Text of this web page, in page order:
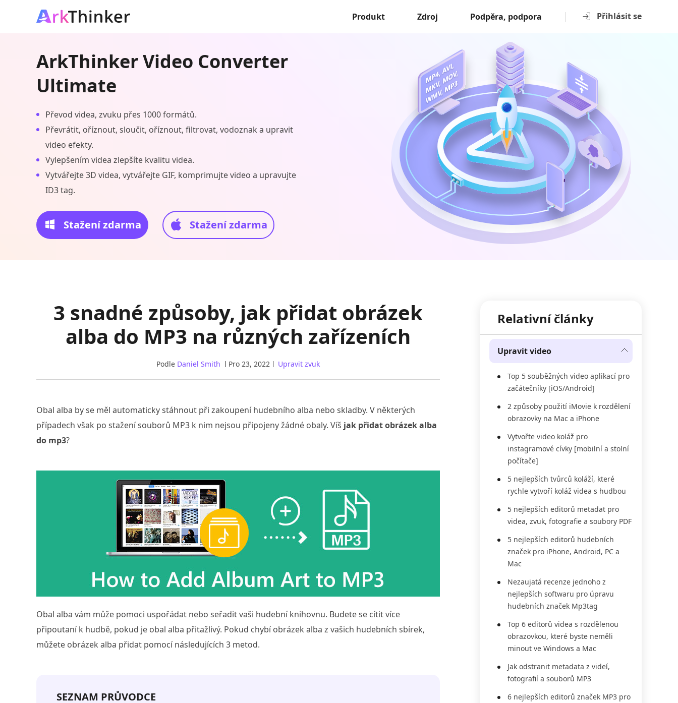
Přihlásit se
Produkt Zdroj Podpěra, podpora
ArkThinker Video Converter
Ultimate
Převod videa, zvuku přes 1000 formátů.
Převrátit, oříznout, sloučit, oříznout, filtrovat, vodoznak a upravit
video efekty.
Vylepšením videa zlepšíte kvalitu videa.
Vytvářejte 3D videa, vytvářejte GIF, komprimujte video a upravujte
ID3 tag.
Stažení zdarma Stažení zdarma
3 snadné způsoby, jak přidat obrázek
alba do MP3 na různých zařízeních
Podle Daniel Smith Pro 23, 2022 Upravit zvuk
Obal alba by se měl automaticky stáhnout při zakoupení hudebního alba nebo skladby. V některých
případech však po stažení souborů MP3 k nim nejsou připojeny žádné obaly. Víš jak přidat obrázek alba
do mp3?
Obal alba vám může pomoci uspořádat nebo seřadit vaši hudební knihovnu. Budete se cítit více
připoutaní k hudbě, pokud je obal alba přitažlivý. Pokud chybí obrázek alba z vašich hudebních sbírek,
můžete obrázek alba přidat pomocí následujících 3 metod.
SEZNAM PRŮVODCE
Relativní články
Upravit video
Top 5 souběžných video aplikací pro
začátečníky [iOS/Android]
2 způsoby použití iMovie k rozdělení
obrazovky na Mac a iPhone
Vytvořte video koláž pro
instagramové cívky [mobilní a stolní
počítače]
5 nejlepších tvůrců koláží, které
rychle vytvoří koláž videa s hudbou
5 nejlepších editorů metadat pro
videa, zvuk, fotografie a soubory PDF
5 nejlepších editorů hudebních
značek pro iPhone, Android, PC a
Mac
Nezaujatá recenze jednoho z
nejlepších softwaru pro úpravu
hudebních značek Mp3tag
Top 6 editorů videa s rozdělenou
obrazovkou, které byste neměli
minout ve Windows a Mac
Jak odstranit metadata z videí,
fotografií a souborů MP3
6 nejlepších editorů značek MP3 pro